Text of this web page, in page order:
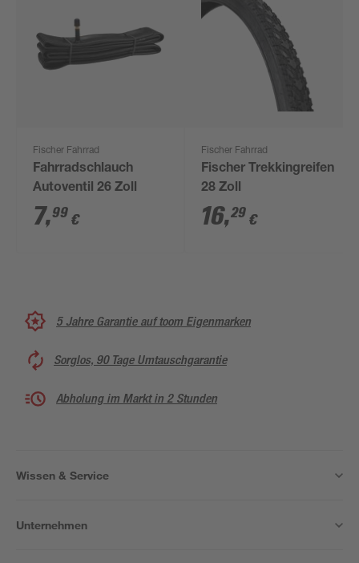
Fischer Fahrrad
Fahrradschlauch
Autoventil 26 Zoll
7,99 €
Fischer Fahrrad
Fischer Trekkingreifen
28 Zoll
16,29 €
5 Jahre Garantie auf toom Eigenmarken
Sorglos, 90 Tage Umtauschgarantie
Abholung im Markt in 2 Stunden
Wissen & Service
Unternehmen